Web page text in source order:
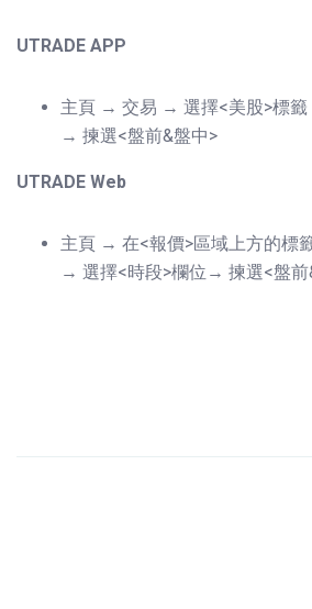
UTRADE APP
主頁 → 交易 → 選擇<美股>標
→ 揀選<盤前&盤中>
UTRADE Web
主頁 → 在<報價>區域上方的標
→ 選擇<時段>欄位→ 揀選<盤前